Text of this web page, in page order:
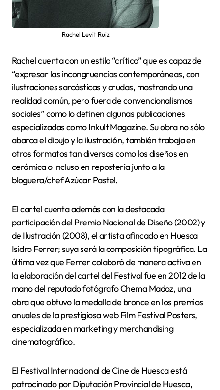
Rachel Levit Ruiz
Rachel cuenta con un estilo “crítico” que es capaz de
“expresar las incongruencias contemporáneas, con
ilustraciones sarcásticas y crudas, mostrando una
realidad común, pero fuera de convencionalismos
sociales” como lo definen algunas publicaciones
especializadas como Inkult Magazine. Su obra no sólo
abarca el dibujo y la ilustración, también trabaja en
otros formatos tan diversos como los diseños en
cerámica o incluso en repostería junto a la
bloguera/chef Azúcar Pastel.
El cartel cuenta además con la destacada
participación del Premio Nacional de Diseño (2002) y
de Ilustración (2008), el artista afincado en Huesca
Isidro Ferrer; suya será la composición tipográfica. La
última vez que Ferrer colaboró de manera activa en
la elaboración del cartel del Festival fue en 2012 de la
mano del reputado fotógrafo Chema Madoz, una
obra que obtuvo la medalla de bronce en los premios
anuales de la prestigiosa web Film Festival Posters,
especializada en marketing y merchandising
cinematográfico.
El Festival Internacional de Cine de Huesca está
patrocinado por Diputación Provincial de Huesca,